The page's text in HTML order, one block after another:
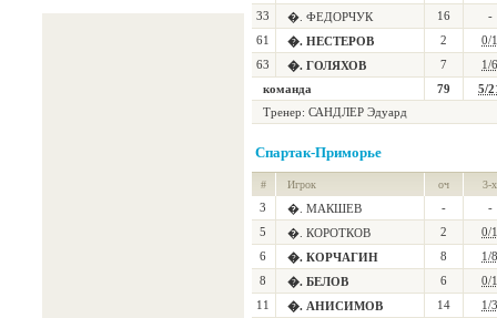
33
�. ФЕДОРЧУК 16
-
61
�. НЕСТЕРОВ 2
0/1
63
�. ГОЛЯХОВ 7
1/6
команда
79
5/
Тренер: САНДЛЕР Эдуард
Спартак-Приморье
# Игрок оч 3-х
3 �. МАКШЕВ -
-
5
�. КОРОТКОВ 2
0/1
6
�. КОРЧАГИН 8
1/8
8
�. БЕЛОВ 6
0/1
11
�. АНИСИМОВ 14
1/3